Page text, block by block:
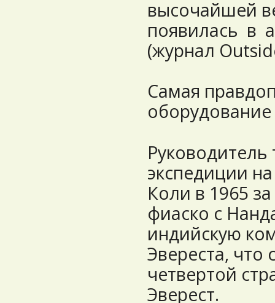
высочайшей
появилась в
(журнал
Самая
экспедиции
Коли в 1965
фиаско с
индийскую
Эвереста,
четвертой
Эверест.